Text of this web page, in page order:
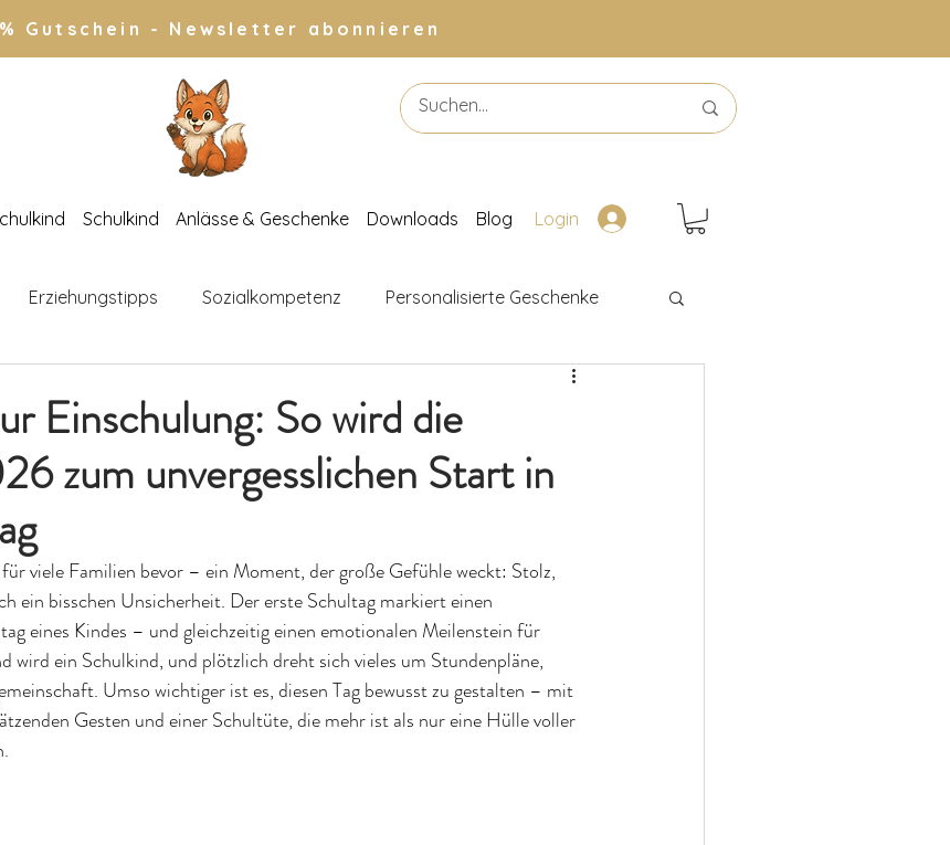
Gutschein - Newsletter abonnieren
Schulkind Anlässe & Geschenke Downloads Blog Login
Erziehungstipps Sozialkompetenz Personalisierte Geschenke
Leseförderung
Leselisten
Einschulung: So wird die
zum unvergesslichen Start in
viele Familien bevor – ein Moment, der große Gefühle weckt: Stolz,
ein bisschen Unsicherheit. Der erste Schultag markiert einen
eines Kindes – und gleichzeitig einen emotionalen Meilenstein für
wird ein Schulkind, und plötzlich dreht sich vieles um Stundenpläne,
Umso wichtiger ist es, diesen Tag bewusst zu gestalten – mit
Gesten und einer Schultüte, die mehr ist als nur eine Hülle voller